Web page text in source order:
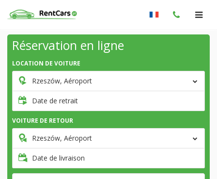
Réservation en ligne
LOCATION DE VOITURE
Rzeszów, Aéroport
Date de retrait
VOITURE DE RETOUR
Rzeszów, Aéroport
Date de livraison